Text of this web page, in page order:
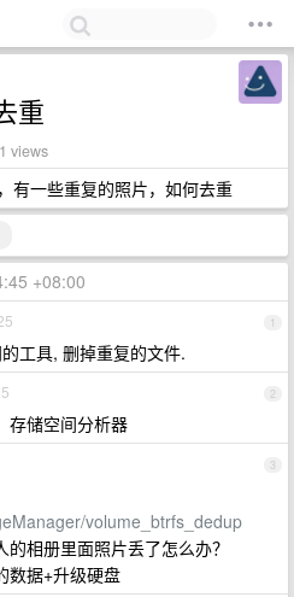
重
views
有一些重复的照片，如何去重
+08:00
1
工具, 删掉重复的文件.
2
存储空间分析器
3
volume_btrfs_dedup
相册里面照片丢了怎么办？
数据+升级硬盘